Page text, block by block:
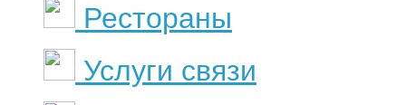
Рестораны
Услуги связи